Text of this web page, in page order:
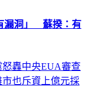
漏洞」 蘇揆：有
轟中央EUA審查
也斥資上億元採